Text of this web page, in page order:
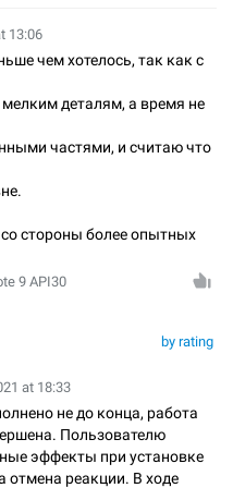
13:06
чем хотелось, так как с
деталям, а время не
частями, и считаю что
стороны более опытных
9 API30
by rating
at 18:33
не до конца, работа
Пользователю
эффекты при установке
отмена реакции. В ходе